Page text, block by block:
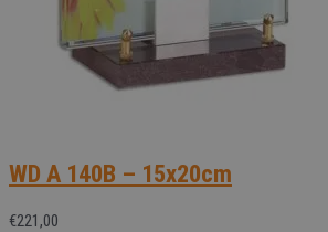
WD A 140B – 15x20cm
€221,00